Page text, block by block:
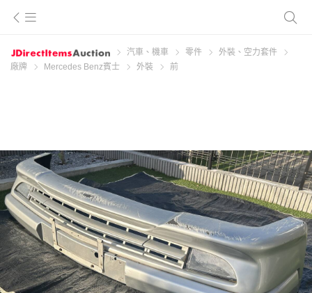
汽車、機車 零件
外裝、空力套件
廠牌
Mercedes Benz賓士 外裝 前